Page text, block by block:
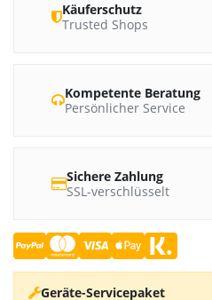
Käuferschutz
Trusted Shops
Kompetente Beratung
Persönlicher Service
Sichere Zahlung
SSL-verschlüsselt
Geräte-Servicepaket